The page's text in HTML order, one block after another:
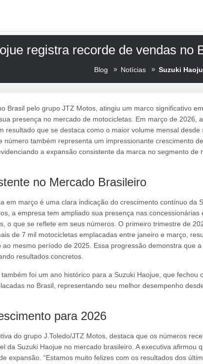
registra recorde de vendas no
Blog Notícias Suzuki
Brasil pelo grupo JTZ Motos, atingiu um marco significativo
presença no mercado de motocicletas. Em março de 2026,
resultado que se destaca como o maior volume mensal desde
número também representa um impressionante crescimento
a expansão consistente da marca no segmento de
no Mercado Brasileiro
em março é uma clara indicação do crescimento contínuo da
a empresa tem ampliado sua presença nas concessionárias
o que se reflete em seus números. O primeiro trimestre de
de 7 mil motocicletas emplacadas entre janeiro e março,
mesmo período de 2025. Essa progressão demonstra que
resultados concretos.
foi um ano histórico para a Suzuki Haojue, que fechou
no Brasil, representando seu melhor desempenho
para 2026
do grupo J.Toledo/JTZ Motos, destaca que os números
da Suzuki Haojue no mercado brasileiro. A executiva afirmou
expansão. “Estamos muito felizes com os resultados dos